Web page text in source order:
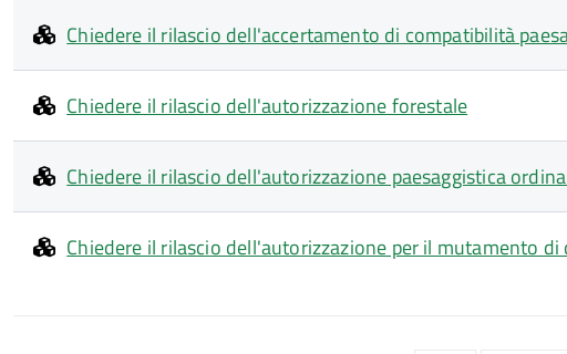
Chiedere il rilascio dell'accertamento di compatibilità
Chiedere il rilascio dell'autorizzazione forestale
Chiedere il rilascio dell'autorizzazione paesaggistica
Chiedere il rilascio dell'autorizzazione per il mutamento